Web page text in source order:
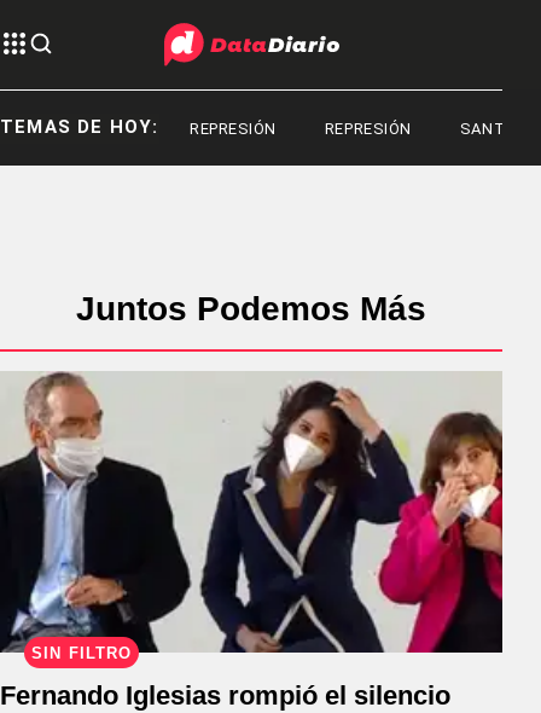
TEMAS DE HOY: REPRESIÓN REPRESIÓN SANTIAGO
Juntos Podemos Más
SIN FILTRO
Fernando Iglesias rompió el silencio